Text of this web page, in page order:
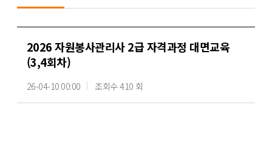
2026 자원봉사관리사 2급 자격과정 대면교육
(3,4회차)
26-04-10 00:00 조회수 410 회